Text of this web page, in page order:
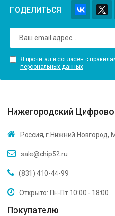
ПОДЕЛИТЬСЯ
Я прочитал и согласен с
персональных данных
Нижегородский
Россия, г.Нижний Новгород,
sale@chip52.ru
(831) 410-44-99
Открыто: Пн-Пт 10:00 - 18:00
Покупателю